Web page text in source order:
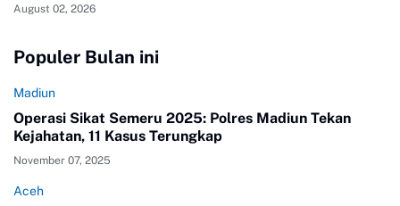
August 02, 2026
Populer Bulan ini
Madiun
Operasi Sikat Semeru 2025: Polres Madiun Tekan
Kejahatan, 11 Kasus Terungkap
November 07, 2025
Aceh